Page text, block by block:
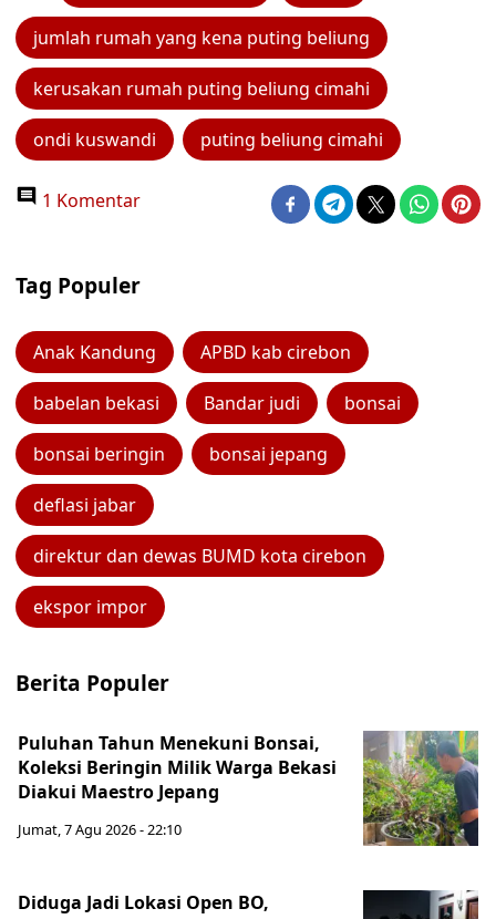
jumlah rumah yang kena puting beliung
kerusakan rumah puting beliung cimahi
ondi kuswandi puting beliung cimahi
1 Komentar
Tag Populer
Anak Kandung APBD kab cirebon
babelan bekasi Bandar judi bonsai
bonsai beringin bonsai jepang
deflasi jabar
direktur dan dewas BUMD kota cirebon
ekspor impor
Berita Populer
Puluhan Tahun Menekuni Bonsai,
Koleksi Beringin Milik Warga Bekasi
Diakui Maestro Jepang
Jumat, 7 Agu 2026 - 22:10
Diduga Jadi Lokasi Open BO,